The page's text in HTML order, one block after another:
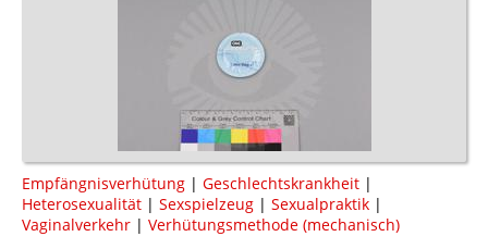
Empfängnisverhütung | Geschlechtskrankheit |
Heterosexualität | Sexspielzeug | Sexualpraktik |
Vaginalverkehr | Verhütungsmethode (mechanisch)